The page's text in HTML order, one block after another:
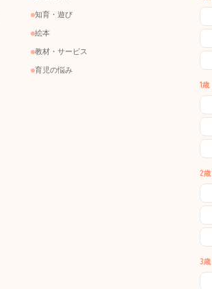
知育・遊び
絵本
教材・サービス
育児の悩み
1歳
2歳
3歳